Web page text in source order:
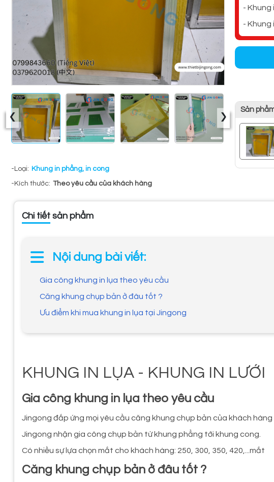
‹ ›
-Loại: Khung in phẳng, in cong
-Kích thước: Theo yêu cầu của khách hàng
- Khung
- Khung
Sản
Chi tiết sản phẩm
Nội dung bài viết:
Gia công khung in lụa theo yêu cầu
Căng khung chụp bản ở đâu tốt ?
Ưu điểm khi mua khung in lụa tại Jingong
KHUNG IN LỤA - KHUNG IN LƯỚI
Gia công khung in lụa theo yêu cầu
Jingong đắp ứng mọi yêu cầu căng khung chụp bản của khách hàng
Jingong nhận gia công chụp bản từ khung phẳng tới khung cong.
Có nhiều sự lựa chọn mắt cho khách hàng: 250, 300, 350, 420,...mắt
Căng khung chụp bản ở đâu tốt ?